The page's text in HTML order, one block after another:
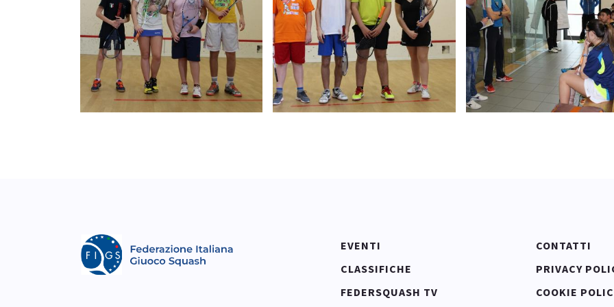
EVENTI
CLASSIFICHE
FEDERSQUASH TV
CONTATTI
PRIVACY
COOKIE